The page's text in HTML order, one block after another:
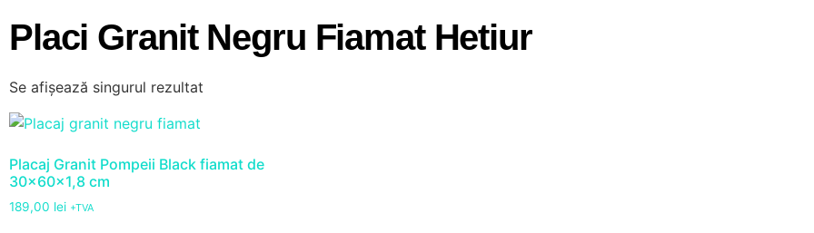
Placi Granit Negru Fiamat Hetiur
Se afișează singurul rezultat
Placaj Granit Pompeii Black fiamat de
30x60x1,8 cm
189,00 lei +TVA